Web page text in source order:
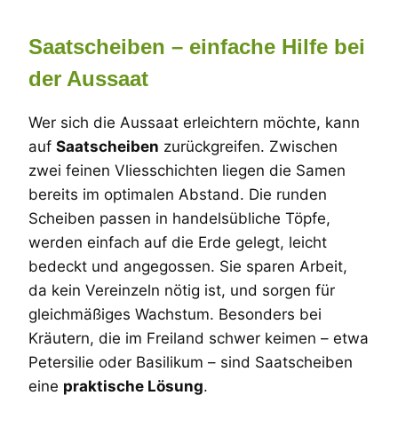
Saatscheiben – einfache Hilfe bei
der Aussaat
Wer sich die Aussaat erleichtern möchte, kann
auf Saatscheiben zurückgreifen. Zwischen
zwei feinen Vliesschichten liegen die Samen
bereits im optimalen Abstand. Die runden
Scheiben passen in handelsübliche Töpfe,
werden einfach auf die Erde gelegt, leicht
bedeckt und angegossen. Sie sparen Arbeit,
da kein Vereinzeln nötig ist, und sorgen für
gleichmäßiges Wachstum. Besonders bei
Kräutern, die im Freiland schwer keimen – etwa
Petersilie oder Basilikum – sind Saatscheiben
eine praktische Lösung.